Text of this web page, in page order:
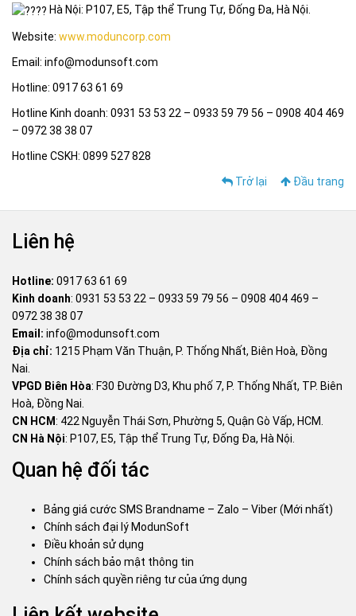
Hà Nội: P107, E5, Tập thể Trung Tự, Đống Đa, Hà Nội.
Website: www.moduncorp.com
Email: info@modunsoft.com
Hotline: 0917 63 61 69
Hotline Kinh doanh: 0931 53 53 22 – 0933 59 79 56 – 0908 404 469
– 0972 38 38 07
Hotline CSKH: 0899 527 828
Trở lại
Đầu trang
Liên hệ
Hotline: 0917 63 61 69
Kinh doanh: 0931 53 53 22 – 0933 59 79 56 – 0908 404 469 –
0972 38 38 07
Email: info@modunsoft.com
Địa chỉ: 1215 Phạm Văn Thuận, P. Thống Nhất, Biên Hoà, Đồng
Nai.
VPGD Biên Hòa: F30 Đường D3, Khu phố 7, P. Thống Nhất, TP. Biên
Hoà, Đồng Nai.
CN HCM: 422 Nguyễn Thái Sơn, Phường 5, Quận Gò Vấp, HCM.
CN Hà Nội: P107, E5, Tập thể Trung Tự, Đống Đa, Hà Nội.
Quan hệ đối tác
Bảng giá cước SMS Brandname – Zalo – Viber (Mới nhất)
Chính sách đại lý ModunSoft
Điều khoản sử dụng
Chính sách bảo mật thông tin
Chính sách quyền riêng tư của ứng dụng